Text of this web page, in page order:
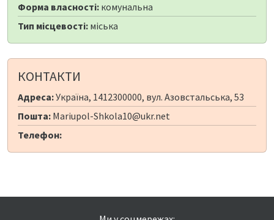
Форма власності: комунальна
Тип місцевості: міська
КОНТАКТИ
Адреса:Україна, 1412300000, вул. Азовстальська, 53
Пошта: Mariupol-Shkola10@ukr.net
Телефон: